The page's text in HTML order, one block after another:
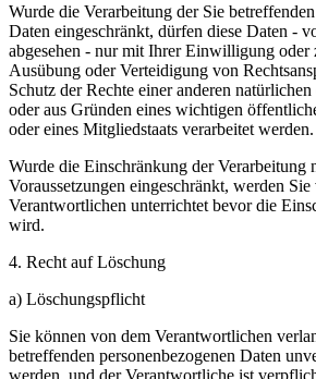
Wurde die Verarbeitung der Sie
Daten eingeschränkt, dürfen diese Daten -
abgesehen - nur mit Ihrer Einwilligung oder
Ausübung oder Verteidigung von
Schutz der Rechte einer anderen
oder aus Gründen eines wichtigen
oder eines Mitgliedstaats verarbeitet werden.
Wurde die Einschränkung der Verarbeitung
Voraussetzungen eingeschränkt, werden
Verantwortlichen unterrichtet bevor die
wird.
4. Recht auf Löschung
a) Löschungspflicht
Sie können von dem Verantwortlichen
betreffenden personenbezogenen Daten
werden, und der Verantwortliche ist